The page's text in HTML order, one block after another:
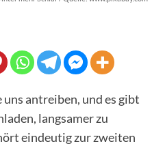
uns antreiben, und es gibt
langsamer zu
eindeutig zur zweiten